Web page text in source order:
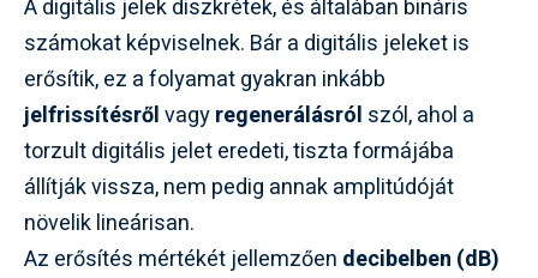
A digitális jelek diszkrétek, és általában bináris
számokat képviselnek. Bár a digitális jeleket is
erősítik, ez a folyamat gyakran inkább
jelfrissítésrőlvagyregenerálásról szól, ahol a
torzult digitális jelet eredeti, tiszta formájába
állítják vissza, nem pedig annak amplitúdóját
növelik lineárisan.
Az erősítés mértékét jellemzően decibelben (dB)